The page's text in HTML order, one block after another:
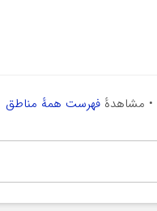
• مشاهدهٔ فهرست همهٔ مناطق